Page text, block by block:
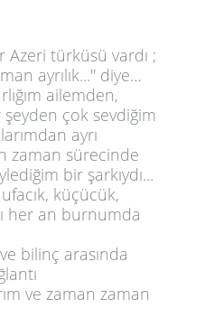
Azeri türküsü vardı ;
ayrılık...'' diye…
ailemden,
çok sevdiğim
ayrı
zaman sürecinde
bir şarkıydı...
küçücük,
her an burnumda
bilinç arasında
ve zaman zaman